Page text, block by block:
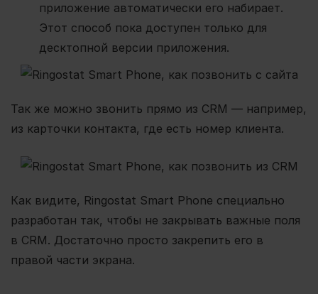
приложение автоматически его набирает.
Этот способ пока доступен только для
десктопной версии приложения.
Так же можно звонить прямо из CRM — например,
из карточки контакта, где есть номер клиента.
Как видите, Ringostat Smart Phone специально
разработан так, чтобы не закрывать важные поля
в CRM. Достаточно просто закрепить его в
правой части экрана.